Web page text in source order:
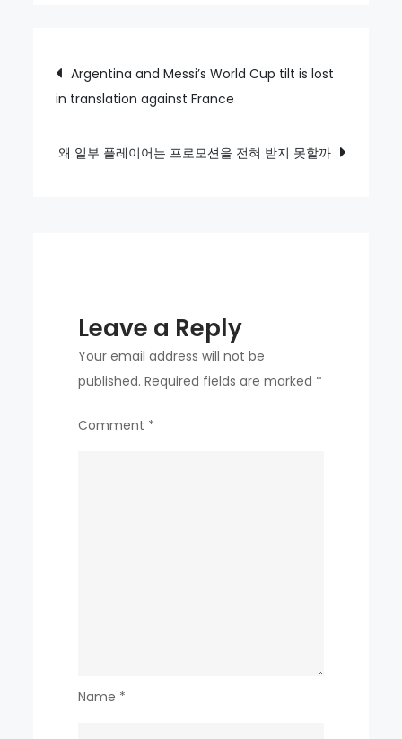
epic
World
group
Post
navigation
Argentina and Messi’s World Cup tilt is lost
in translation against France
왜 일부 플레이어는 프로모션을 전혀 받지 못할까
Leave a Reply
Your email address will not be
published. Required fields are marked *
Comment *
Name *